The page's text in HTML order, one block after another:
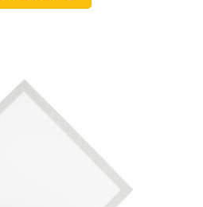
164,95 €99,99 €.